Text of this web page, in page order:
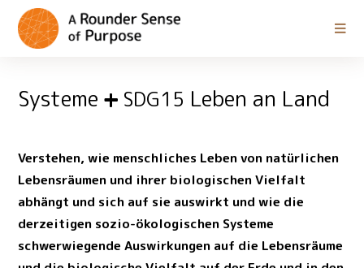
Systeme SDG15 Leben an Land
Verstehen, wie menschliches Leben von natürlichen
Lebensräumen und ihrer biologischen Vielfalt
abhängt und sich auf sie auswirkt und wie die
derzeitigen sozio-ökologischen Systeme
schwerwiegende Auswirkungen auf die Lebensräume